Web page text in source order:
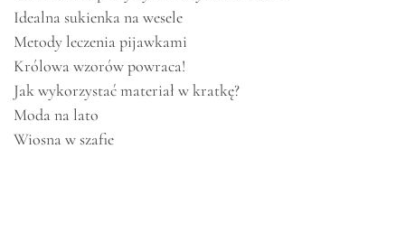
Idealna sukienka na wesele
Metody leczenia pijawkami
Królowa wzorów powraca!
Jak wykorzystać materiał w kratkę?
Moda na lato
Wiosna w szafie